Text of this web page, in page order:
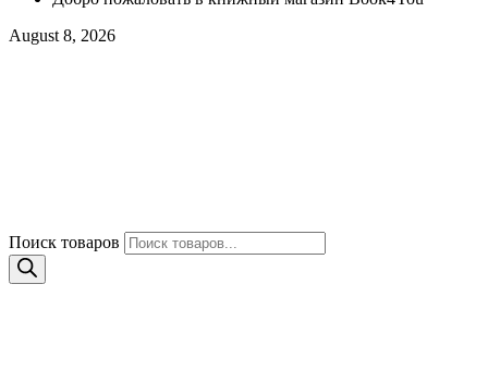
August 8, 2026
Поиск товаров